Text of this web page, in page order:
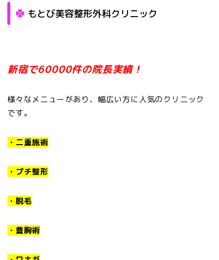
もとび美容整形外科クリニック
新宿で60000件の院長実績！
様々なメニューがあり、幅広い方に人気のクリニック
です。
・二重施術
・プチ整形
・脱毛
・豊胸術